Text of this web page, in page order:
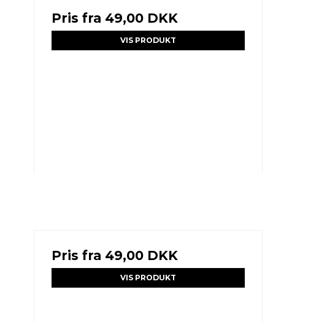
Pris fra 49,00 DKK
VIS PRODUKT
Pris fra 49,00 DKK
VIS PRODUKT